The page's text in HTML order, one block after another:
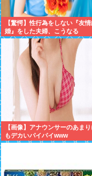
【驚愕】性行為をしない『友
婚』をした夫婦、こうなる
⇒･･･！！！
【画像】アナウンサーのあま
もデカいパイパイwww